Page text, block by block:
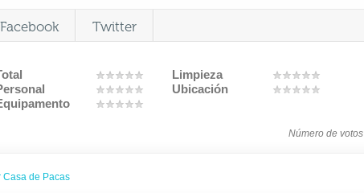
Facebook Twitter
Limpieza
Ubicación
Número de votos
Casa de Pacas